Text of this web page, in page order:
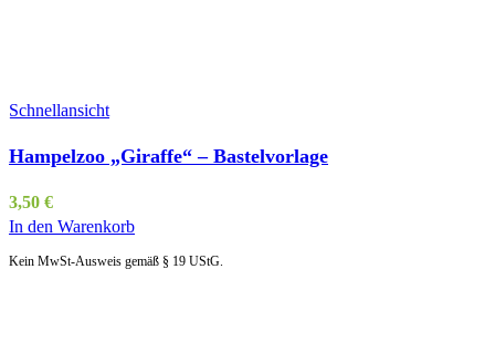
Schnellansicht
Hampelzoo „Giraffe“ – Bastelvorlage
3,50 €
In den Warenkorb
Kein MwSt-Ausweis gemäß § 19 UStG.